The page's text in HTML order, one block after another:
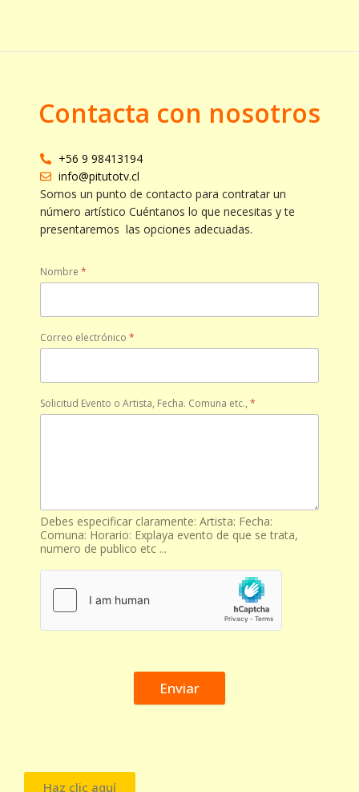
Contacta con nosotros
+56 9 98413194
info@pitutotv.cl
Somos un punto de contacto para contratar un
número artístico Cuéntanos lo que necesitas y te
presentaremos las opciones adecuadas.
Nombre *
Correo electrónico *
Solicitud Evento o Artista, Fecha. Comuna etc., *
Debes especificar claramente: Artista: Fecha:
Comuna: Horario: Explaya evento de que se trata,
numero de publico etc ...
Enviar
Haz clic aquí